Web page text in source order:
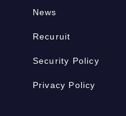
News
Recuruit
Security Policy
Privacy Policy